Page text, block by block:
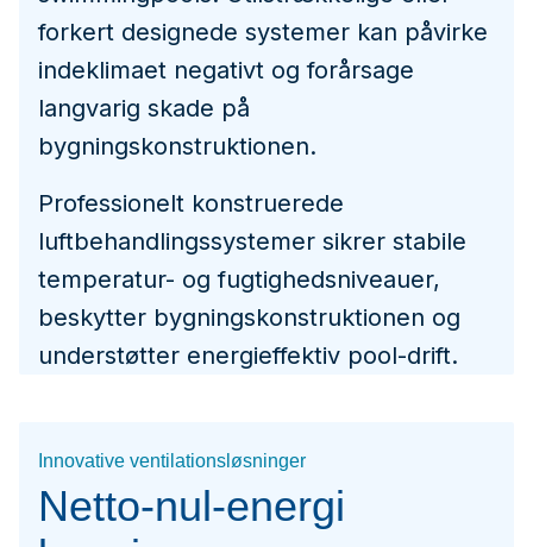
forkert designede systemer kan påvirke
indeklimaet negativt og forårsage
langvarig skade på
bygningskonstruktionen.
Professionelt konstruerede
luftbehandlingssystemer sikrer stabile
temperatur- og fugtighedsniveauer,
beskytter bygningskonstruktionen og
understøtter energieffektiv pool-drift.
Netto-nul-energi
Innovative ventilationsløsninger